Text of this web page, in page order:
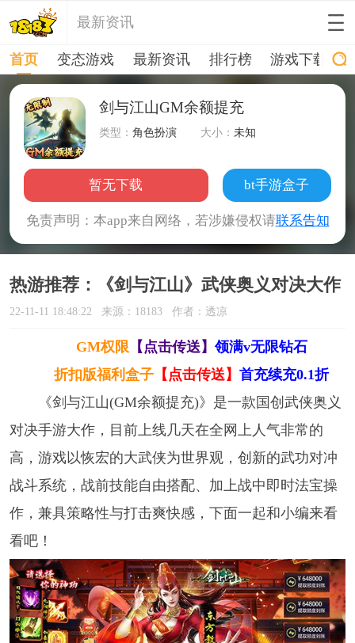
最新资讯
首页 变态游戏 最新资讯 排行榜 游戏下载
剑与江山GM余额提充
类型：角色扮演 大小：未知
暂无下载 bt手游盒子
免责声明：本app来自网络，若涉嫌侵权请联系告知
热游推荐：《剑与江山》武侠奥义对决大作
22-11-11 18:48:22 来源：18183 作者：透凉
GM权限 【点击传送】 领满v无限钻石
折扣版福利盒子 【点击传送】首充续充0.1折
《剑与江山(GM余额提充)》是一款国创武侠奥义
对决手游大作，目前上线几天在全网上人气非常的
高，游戏以恢宏的大武侠为世界观，创新的武功对冲
战斗系统，战前技能自由搭配、加上战中即时法宝操
作，兼具策略性与打击爽快感，下面一起和小编来看
看吧！